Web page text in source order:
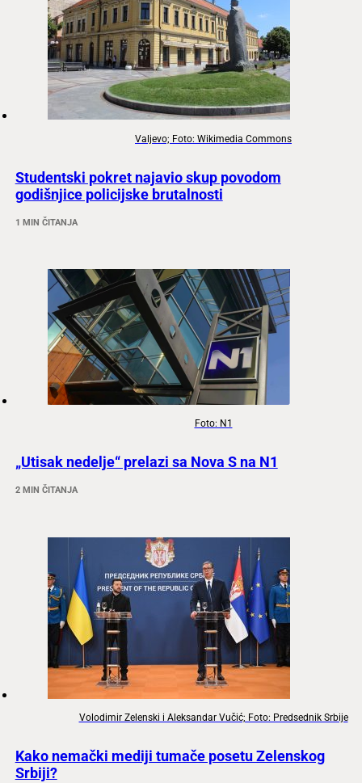
Valjevo; Foto: Wikimedia Commons
Studentski pokret najavio skup povodom
godišnjice policijske brutalnosti
1 MIN ČITANJA
Foto: N1
„Utisak nedelje“ prelazi sa Nova S na N1
2 MIN ČITANJA
Volodimir Zelenski i Aleksandar Vučić; Foto: Predsednik Srbije
Kako nemački mediji tumače posetu Zelenskog
Srbiji?